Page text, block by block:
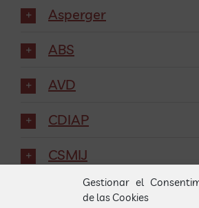
Gestionar el
de las Cookies
Asperger
ABS
AVD
CDIAP
CSMIJ